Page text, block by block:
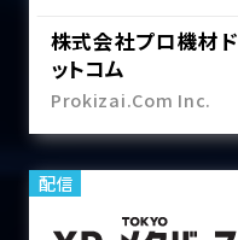
株式会社プロ機材ド
ットコム
Prokizai.Com Inc.
配信